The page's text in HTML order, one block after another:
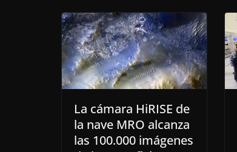
La cámara HiRISE de
la nave MRO alcanza
las 100.000 imágenes